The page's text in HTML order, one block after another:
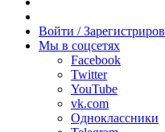
радио
Войти /
Мы в соцсетях
Facebook
Twitter
YouTube
vk.com
Одноклассники